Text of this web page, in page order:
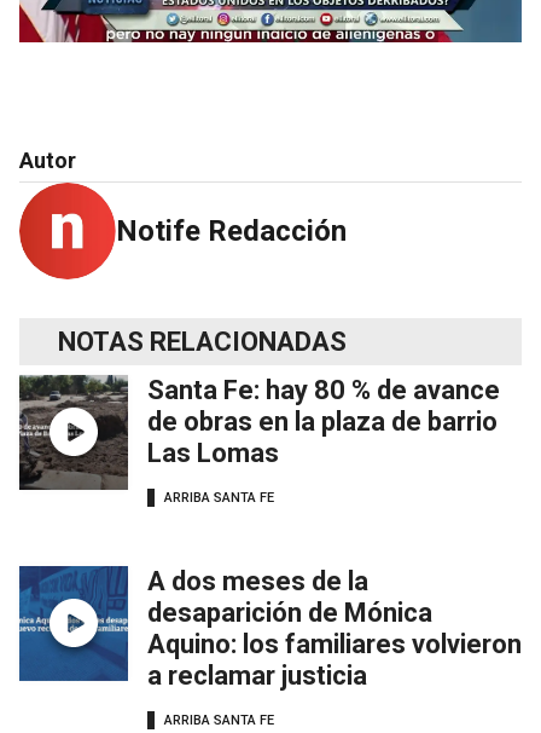
Autor
Notife Redacción
NOTAS RELACIONADAS
Santa Fe: hay 80 % de avance
de obras en la plaza de barrio
Las Lomas
ARRIBA SANTA FE
A dos meses de la
desaparición de Mónica
Aquino: los familiares volvieron
a reclamar justicia
ARRIBA SANTA FE